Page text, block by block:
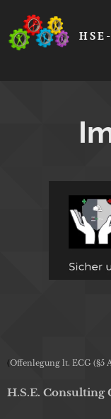
(Offenlegung lt. ECG (§5
H.S.E. Consulting